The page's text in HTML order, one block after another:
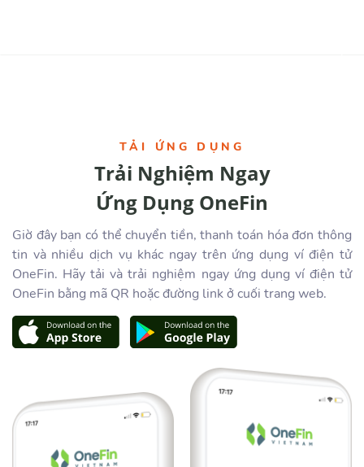
TẢI ỨNG DỤNG
Trải Nghiệm Ngay
Ứng Dụng OneFin
Giờ đây bạn có thể chuyển tiền, thanh toán hóa đơn thông
tin và nhiều dịch vụ khác ngay trên ứng dụng ví điện tử
OneFin. Hãy tải và trải nghiệm ngay ứng dụng ví điện tử
OneFin bằng mã QR hoặc đường link ở cuối trang web.